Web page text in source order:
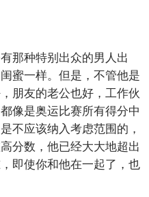
那种特别出众的男人出
蜜一样。但是，不管他是
朋友的老公也好，工作伙
像是奥运比赛所有得分中
不应该纳入考虑范围的，
分数，他已经大大地超出
即使你和他在一起了，也